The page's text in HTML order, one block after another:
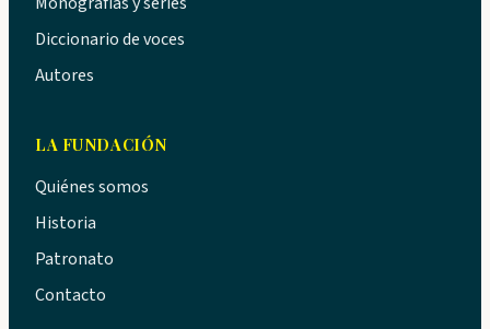
Diccionario de voces
Autores
LA FUNDACIÓN
Quiénes somos
Historia
Patronato
Contacto